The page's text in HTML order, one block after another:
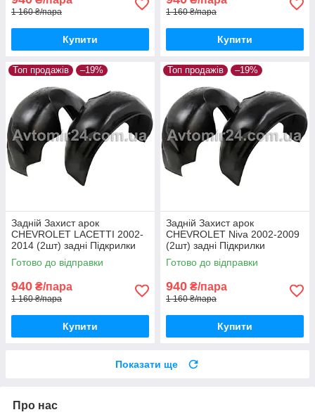
1 160 ₴/пара
Купити
1 160 ₴/пара
Купити
Топ продажів –19%
Задній Захист арок
CHEVROLET LACETTI 2002-
2014 (2шт) задні Підкрилки
Шевроле Лачетті пара задніх
Готово до відправки
940 ₴/пара
1 160 ₴/пара
Купити
Топ продажів –19%
Задній Захист арок
CHEVROLET Niva 2002-2009
(2шт) задні Підкрилки
Шевроле Нива пара задніх
Готово до відправки
940 ₴/пара
1 160 ₴/пара
Купити
Показати ще
Про нас